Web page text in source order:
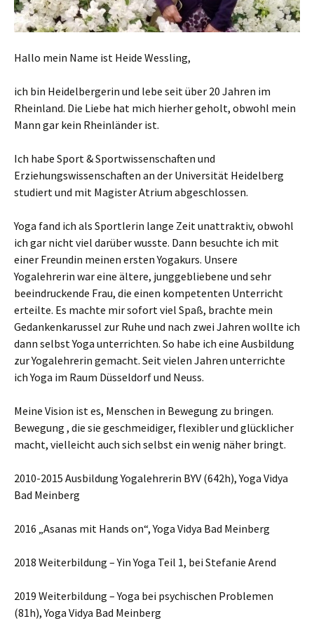
Hallo mein Name ist Heide Wessling,
ich bin Heidelbergerin und lebe seit über 20 Jahren im
Rheinland. Die Liebe hat mich hierher geholt, obwohl mein
Mann gar kein Rheinländer ist.
Ich habe Sport & Sportwissenschaften und
Erziehungswissenschaften an der Universität Heidelberg
studiert und mit Magister Atrium abgeschlossen.
Yoga fand ich als Sportlerin lange Zeit unattraktiv, obwohl
ich gar nicht viel darüber wusste. Dann besuchte ich mit
einer Freundin meinen ersten Yogakurs. Unsere
Yogalehrerin war eine ältere, junggebliebene und sehr
beeindruckende Frau, die einen kompetenten Unterricht
erteilte. Es machte mir sofort viel Spaß, brachte mein
Gedankenkarussel zur Ruhe und nach zwei Jahren wollte ich
dann selbst Yoga unterrichten. So habe ich eine Ausbildung
zur Yogalehrerin gemacht. Seit vielen Jahren unterrichte
ich Yoga im Raum Düsseldorf und Neuss.
Meine Vision ist es, Menschen in Bewegung zu bringen.
Bewegung , die sie geschmeidiger, flexibler und glücklicher
macht, vielleicht auch sich selbst ein wenig näher bringt.
2010-2015 Ausbildung Yogalehrerin BYV (642h), Yoga Vidya
Bad Meinberg
2016 „Asanas mit Hands on“, Yoga Vidya Bad Meinberg
2018 Weiterbildung – Yin Yoga Teil 1, bei Stefanie Arend
2019 Weiterbildung – Yoga bei psychischen Problemen
(81h), Yoga Vidya Bad Meinberg